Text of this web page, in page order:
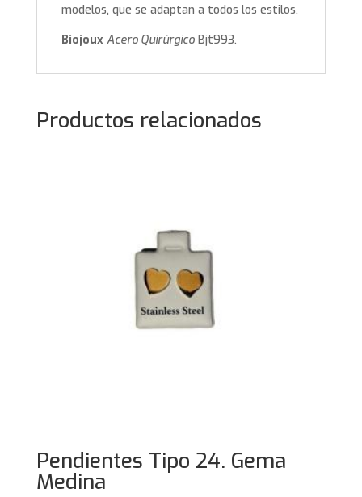
modelos, que se adaptan a todos los estilos.
Biojoux Acero QuirúrgicoBjt993.
Productos relacionados
Pendientes Tipo 24. Gema
Medina